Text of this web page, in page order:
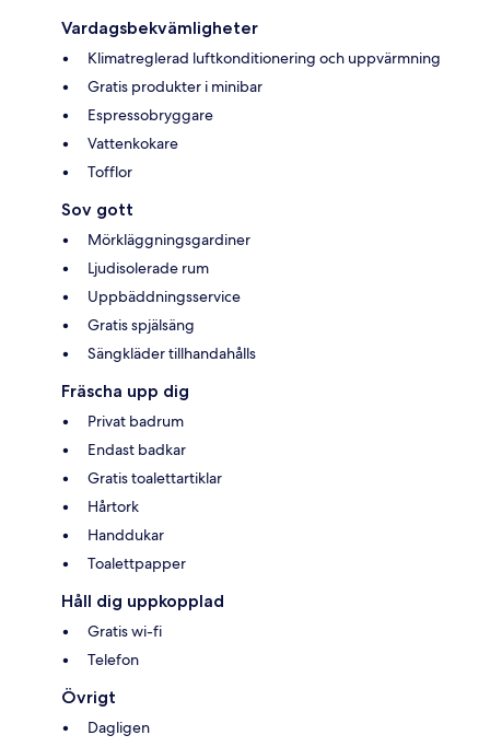
Vardagsbekvämligheter
Klimatreglerad luftkonditionering och uppvärmning
Gratis produkter i minibar
Espressobryggare
Vattenkokare
Tofflor
Sov gott
Mörkläggningsgardiner
Ljudisolerade rum
Uppbäddningsservice
Gratis spjälsäng
Sängkläder tillhandahålls
Fräscha upp dig
Privat badrum
Endast badkar
Gratis toalettartiklar
Hårtork
Handdukar
Toalettpapper
Håll dig uppkopplad
Gratis wi-fi
Telefon
Övrigt
Dagligen